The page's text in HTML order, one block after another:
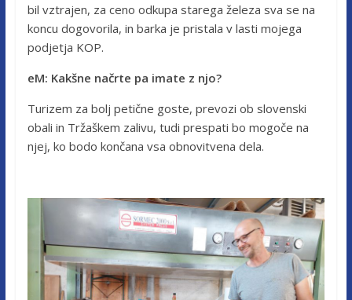
bil vztrajen, za ceno odkupa starega železa sva se na
koncu dogovorila, in barka je pristala v lasti mojega
podjetja KOP.
eM: Kakšne načrte pa imate z njo?
Turizem za bolj petične goste, prevozi ob slovenski
obali in Tržaškem zalivu, tudi prespati bo mogoče na
njej, ko bodo končana vsa obnovitvena dela.